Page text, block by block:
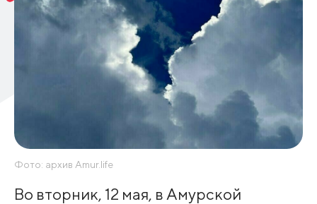
Фото: архив Amur.life
Во вторник, 12 мая, в Амурской